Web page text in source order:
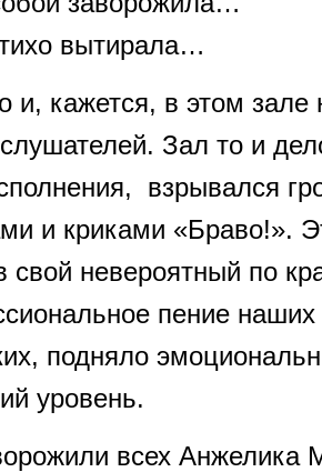
вытирала…
и, кажется, в этом зале
Зал то и
взрывался
и криками «Браво!».
свой невероятный по
пение наших
подняло
уровень.
всех Анжелика